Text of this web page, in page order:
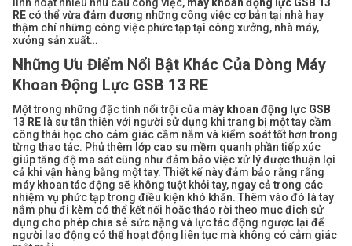
RE có thể vừa đảm đương những công việc cơ bản tại nhà hay
thậm chí những công việc phức tạp tại công xưởng, nhà máy,
xưởng sản xuất…
Những Ưu Điểm Nổi Bật Khác Của Dòng Máy
Khoan Động Lực GSB 13 RE
Một trong những đặc tính nổi trội của máy khoan động lực GSB
13 RE là sự tân thiện với người sử dụng khi trang bị một tay cầm
công thái học cho cảm giác cầm nắm và kiểm soát tốt hơn trong
từng thao tác. Phủ thêm lớp cao su mềm quanh phần tiếp xúc
giúp tăng độ ma sát cũng như đảm bảo việc xử lý được thuận lợi
cả khi vận hàng bằng một tay. Thiết kế này đảm bảo rằng rằng
máy khoan tác động sẽ không tuột khỏi tay, ngay cả trong các
nhiệm vụ phức tạp trong điều kiện khó khăn. Thêm vào đó là tay
nắm phụ đi kèm có thể kết nối hoặc tháo rời theo mục đich sử
dụng cho phép chia sẻ sức nặng và lực tác động ngược lại để
người lao động có thể hoạt động liên tục mà không có cảm giác